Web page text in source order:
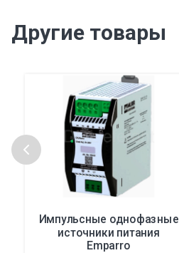
Другие товары
Импульсные однофазные
источники питания
Emparro